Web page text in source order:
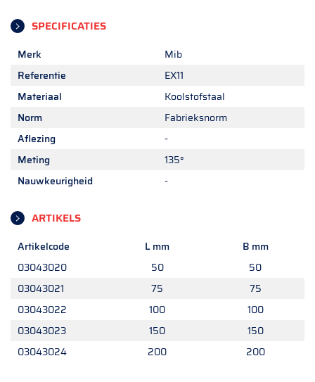
SPECIFICATIES
Merk
Mib
Referentie
EX11
Materiaal
Koolstofstaal
Norm
Fabrieksnorm
Aflezing
-
Meting
135°
Nauwkeurigheid
-
ARTIKELS
Artikelcode L mm
B mm
03043020
50
50
03043021
75
75
03043022
100
100
03043023
150
150
03043024
200 200